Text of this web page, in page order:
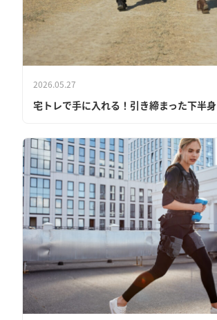
2026.05.27
宅トレで手に入れる！引き締まった下半身